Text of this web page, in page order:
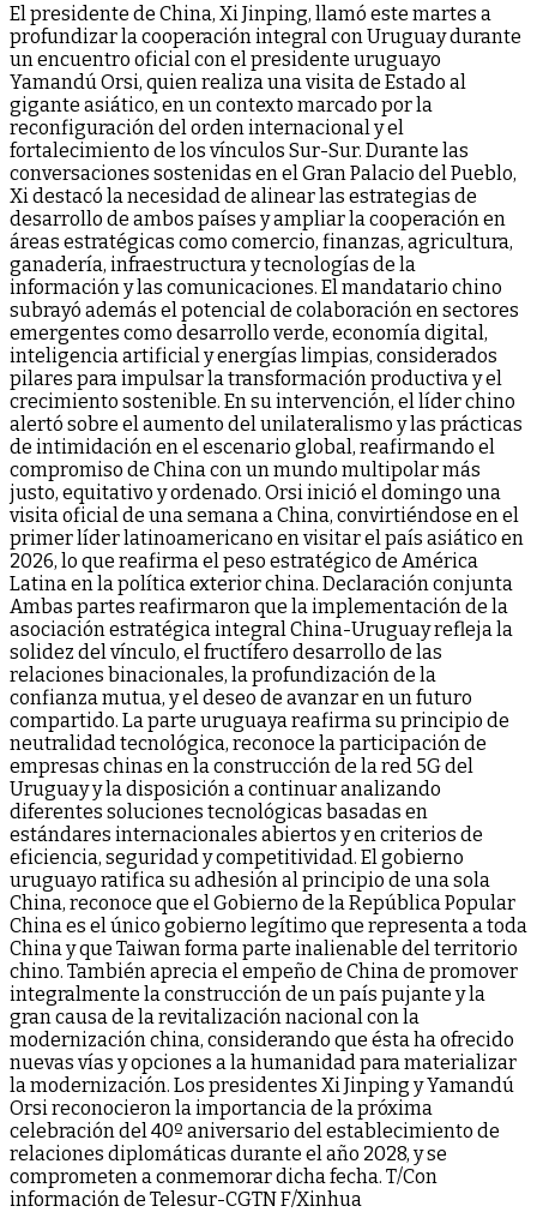
El presidente de China, Xi Jinping, llamó este martes a
profundizar la cooperación integral con Uruguay durante
un encuentro oficial con el presidente uruguayo
Yamandú Orsi, quien realiza una visita de Estado al
gigante asiático, en un contexto marcado por la
reconfiguración del orden internacional y el
fortalecimiento de los vínculos Sur-Sur. Durante las
conversaciones sostenidas en el Gran Palacio del Pueblo,
Xi destacó la necesidad de alinear las estrategias de
desarrollo de ambos países y ampliar la cooperación en
áreas estratégicas como comercio, finanzas, agricultura,
ganadería, infraestructura y tecnologías de la
información y las comunicaciones. El mandatario chino
subrayó además el potencial de colaboración en sectores
emergentes como desarrollo verde, economía digital,
inteligencia artificial y energías limpias, considerados
pilares para impulsar la transformación productiva y el
crecimiento sostenible. En su intervención, el líder chino
alertó sobre el aumento del unilateralismo y las prácticas
de intimidación en el escenario global, reafirmando el
compromiso de China con un mundo multipolar más
justo, equitativo y ordenado. Orsi inició el domingo una
visita oficial de una semana a China, convirtiéndose en el
primer líder latinoamericano en visitar el país asiático en
2026, lo que reafirma el peso estratégico de América
Latina en la política exterior china. Declaración conjunta
Ambas partes reafirmaron que la implementación de la
asociación estratégica integral China-Uruguay refleja la
solidez del vínculo, el fructífero desarrollo de las
relaciones binacionales, la profundización de la
confianza mutua, y el deseo de avanzar en un futuro
compartido. La parte uruguaya reafirma su principio de
neutralidad tecnológica, reconoce la participación de
empresas chinas en la construcción de la red 5G del
Uruguay y la disposición a continuar analizando
diferentes soluciones tecnológicas basadas en
estándares internacionales abiertos y en criterios de
eficiencia, seguridad y competitividad. El gobierno
uruguayo ratifica su adhesión al principio de una sola
China, reconoce que el Gobierno de la República Popular
China es el único gobierno legítimo que representa a toda
China y que Taiwan forma parte inalienable del territorio
chino. También aprecia el empeño de China de promover
integralmente la construcción de un país pujante y la
gran causa de la revitalización nacional con la
modernización china, considerando que ésta ha ofrecido
nuevas vías y opciones a la humanidad para materializar
la modernización. Los presidentes Xi Jinping y Yamandú
Orsi reconocieron la importancia de la próxima
celebración del 40º aniversario del establecimiento de
relaciones diplomáticas durante el año 2028, y se
comprometen a conmemorar dicha fecha. T/Con
información de Telesur-CGTN F/Xinhua